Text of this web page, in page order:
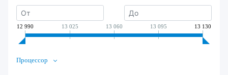
12 990 13 025 13 060 13 095 13 130
Процессор